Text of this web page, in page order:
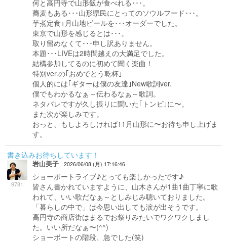
何と高円寺で山形飯が食べれる･･･。
蕎麦もある･･･山形県民にとってのソウルフード･･･。
芋煮定食+月山地ビールを･･･オーダーでした。
東京で山形を感じるとは･･･。
取り留めなくて･･･申し訳ありません。
本題･･･LIVEは2時間越えの大満足でした。
結構参加してるのに初めて聞く楽曲！
特別ver.の｢おめでとう乾杯｣
個人的には｢ギターは僕の友達｣New歌詞ver.
僕でもわかるなぁ～伝わるなぁ～歌詞。
ネタバレですが久し振りに聞いた｢トンビ｣に〜。
また次が楽しみです。
おっと、もしよろしければ11月山形に〜お待ち申し上げま
す。
書き込みお待ちしています！
9781
岩山美子 2026/06/08 (月) 17:16:46
ショーボートライブ♪とっても楽しかったです♪
皆さん書かれていますように、山木さんが1曲1曲丁寧に歌
われて、いい歌だなぁ～としみじみ聴いておりました。
「暮らしの中で」は今思い出しても涙が出そうです。
高円寺の商店街はまるでお祭りみたいでワクワクしまし
た。いい所だなぁ〜(^^)
ショーボートの階段、急でした(笑)